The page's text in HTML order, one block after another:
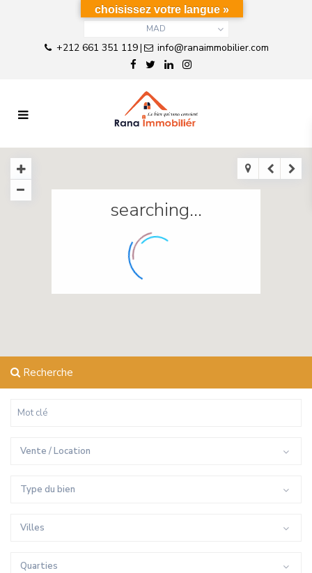
MAD
+212 661 351 119| info@ranaimmobilier.com
searching...
Recherche
Vente / Location
Type du bien
Villes
Quarties
choisissez votre langue »